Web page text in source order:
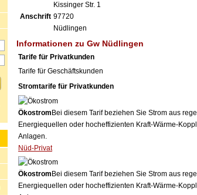
Anschrift
Kissinger Str. 1
97720
Nüdlingen
Informationen zu Gw Nüdlingen
Tarife für Privatkunden
Tarife für Geschäftskunden
Stromtarife für Privatkunden
Ökostrom Bei diesem Tarif beziehen Sie Strom aus
Energiequellen oder hocheffizienten Kraft-Wärme-
Anlagen.
Nüd-Privat
Ökostrom Bei diesem Tarif beziehen Sie Strom aus
Energiequellen oder hocheffizienten Kraft-Wärme-